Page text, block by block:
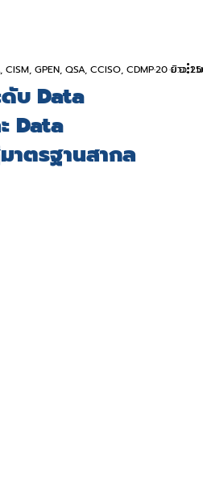
บ Data
Data
ตรฐานสากล
GPEN, QSA, CCISO, CDMP20 มิ.ย.
ยาว 1